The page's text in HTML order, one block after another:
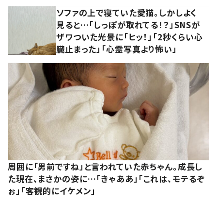
ソファの上で寝ていた愛猫。しかしよく
見ると…「しっぽが取れてる！？」SNSが
ザワついた光景に「ヒッ！」「2秒くらい心
臓止まった」「心霊写真より怖い」
周囲に「男前ですね」と言われていた赤ちゃん。成長し
た現在、まさかの姿に…「きゃああ」「これは、モテるぞ
ぉ」「客観的にイケメン」